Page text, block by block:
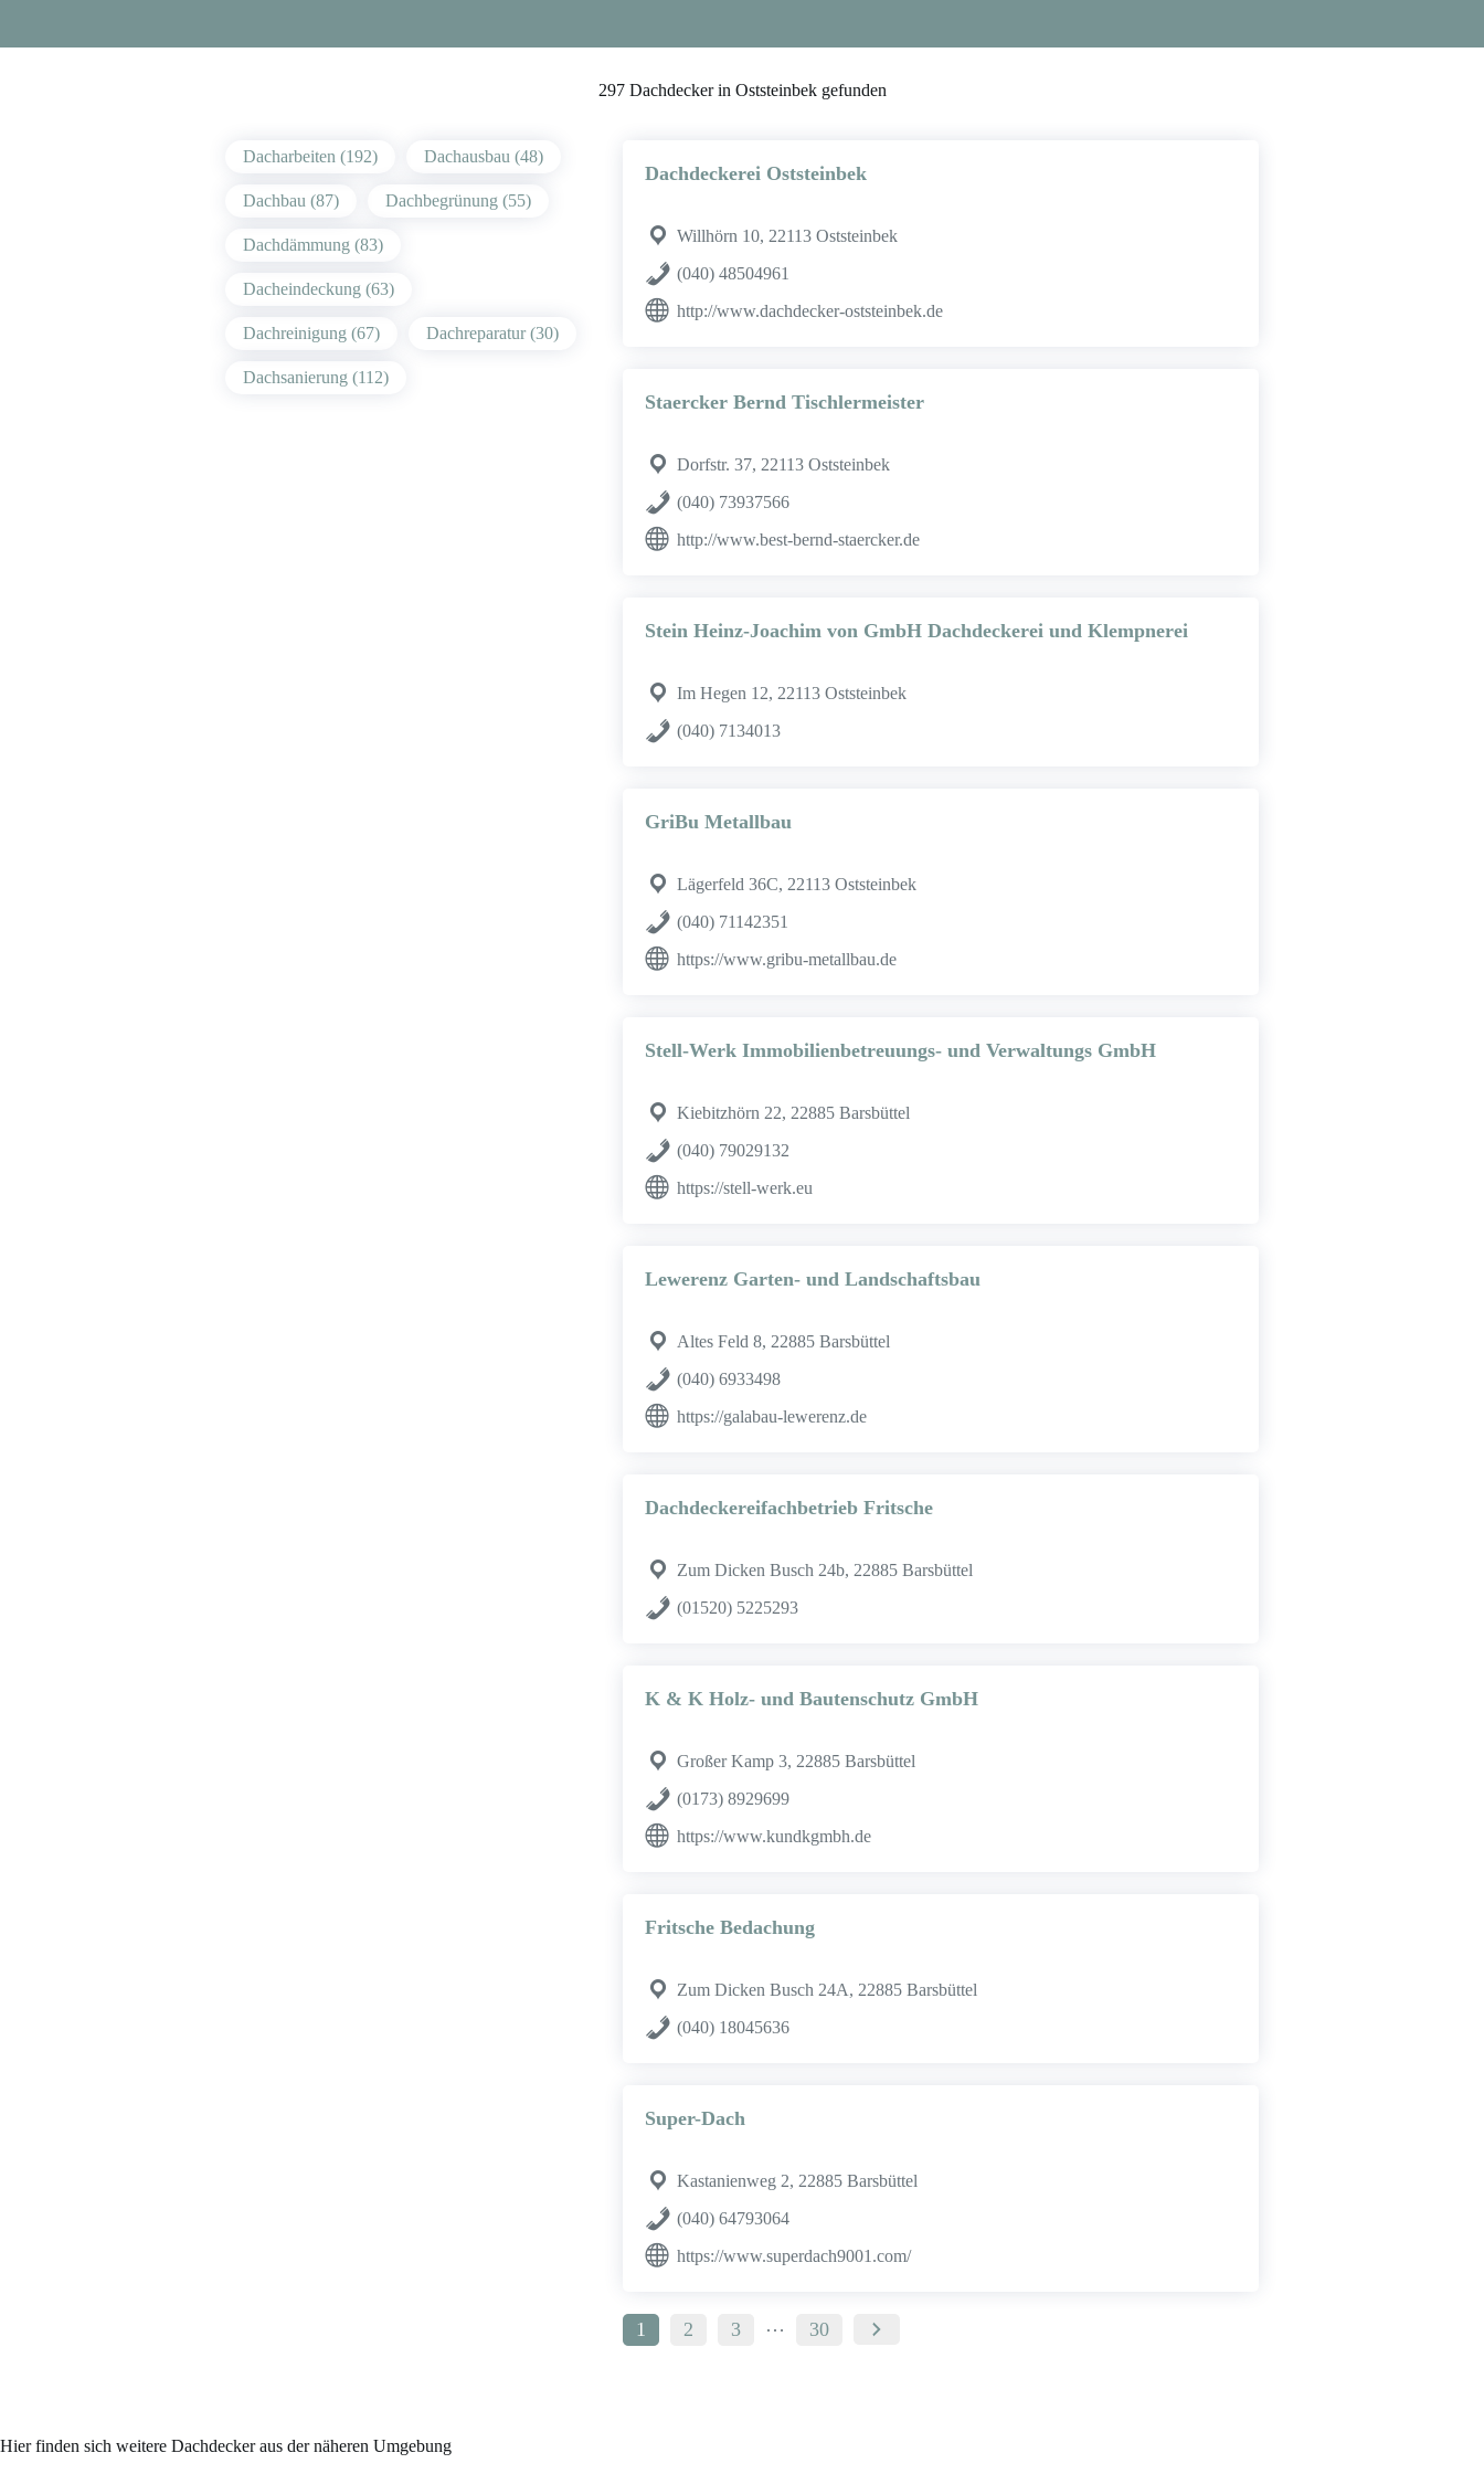
297 Dachdecker in Oststeinbek gefunden
Dacharbeiten (192) Dachausbau (48)
Dachbau (87) Dachbegrünung (55)
Dachdämmung (83)
Dacheindeckung (63)
Dachreinigung (67) Dachreparatur (30)
Dachsanierung (112)
Dachdeckerei Oststeinbek
Willhörn 10, 22113 Oststeinbek
(040) 48504961
http://www.dachdecker-oststeinbek.de
Staercker Bernd Tischlermeister
Dorfstr. 37, 22113 Oststeinbek
(040) 73937566
http://www.best-bernd-staercker.de
Stein Heinz-Joachim von GmbH Dachdeckerei und Klempnerei
Im Hegen 12, 22113 Oststeinbek
(040) 7134013
GriBu Metallbau
Lägerfeld 36C, 22113 Oststeinbek
(040) 71142351
https://www.gribu-metallbau.de
Stell-Werk Immobilienbetreuungs- und Verwaltungs GmbH
Kiebitzhörn 22, 22885 Barsbüttel
(040) 79029132
https://stell-werk.eu
Lewerenz Garten- und Landschaftsbau
Altes Feld 8, 22885 Barsbüttel
(040) 6933498
https://galabau-lewerenz.de
Dachdeckereifachbetrieb Fritsche
Zum Dicken Busch 24b, 22885 Barsbüttel
(01520) 5225293
K & K Holz- und Bautenschutz GmbH
Großer Kamp 3, 22885 Barsbüttel
(0173) 8929699
https://www.kundkgmbh.de
Fritsche Bedachung
Zum Dicken Busch 24A, 22885 Barsbüttel
(040) 18045636
Super-Dach
Kastanienweg 2, 22885 Barsbüttel
(040) 64793064
https://www.superdach9001.com/
1 2 3 … 30
Hier finden sich weitere Dachdecker aus der näheren Umgebung